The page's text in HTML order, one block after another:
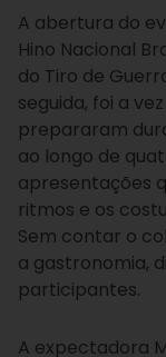
A abertura do
Hino Nacional
do Tiro de
seguida, foi a
prepararam
ao longo de
apresentações
ritmos e os
Sem contar o
a gastronomia,
participantes.
A expectadora